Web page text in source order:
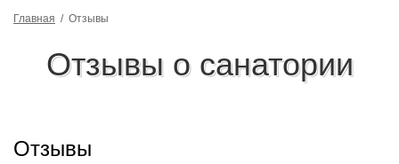
Главная / Отзывы
Отзывы о санатории
Отзывы